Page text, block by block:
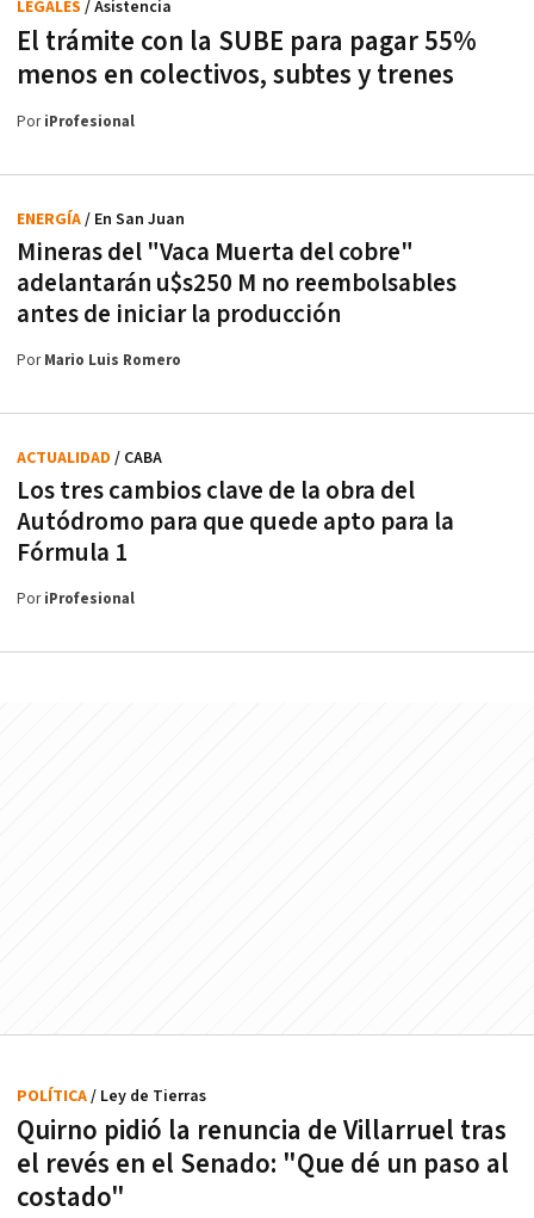
El trámite con la SUBE para pagar 55%
menos en colectivos, subtes y trenes
LEGALES / Asistencia
PoriProfesional
Mineras del "Vaca Muerta del cobre"
adelantarán u$s250 M no reembolsables
antes de iniciar la producción
ENERGÍA/ En San Juan
PorMario Luis Romero
Los tres cambios clave de la obra del
Autódromo para que quede apto para la
Fórmula 1
ACTUALIDAD / CABA
PoriProfesional
Quirno pidió la renuncia de Villarruel tras
el revés en el Senado: "Que dé un paso al
costado"
POLÍTICA/ Ley de Tierras